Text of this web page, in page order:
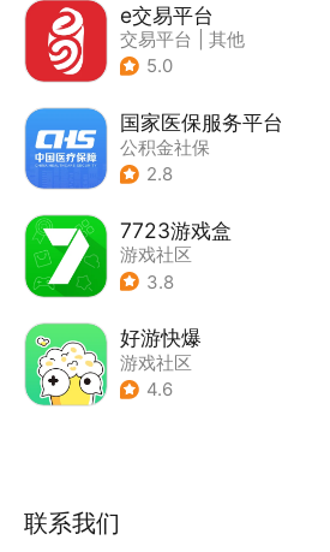
e交易平台
交易平台
其他
5.0
国家医保服务平台
公积金社保
2.8
7723游戏盒
游戏社区
3.8
好游快爆
游戏社区
4.6
联系我们